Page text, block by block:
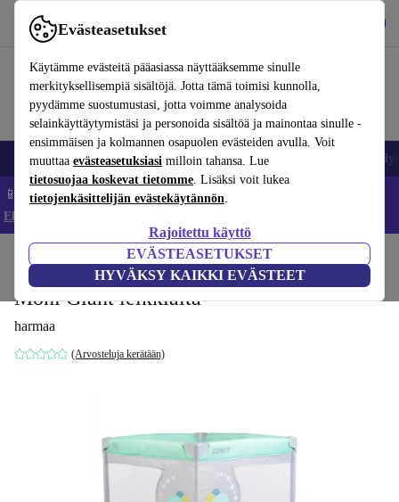
Evästeasetukset
Käytämme evästeitä pääasiassa näyttääksemme sinulle
merkityksellisempiä sisältöjä. Jotta tämä toimisi kunnolla,
pyydämme suostumustasi, jotta voimme analysoida
selainkäyttäytymistäsi ja personoida sisältöä ja mainontaa sinulle -
ensimmäisen ja kolmannen osapuolen evästeiden avulla. Voit
muuttaa evästeasetuksiasi milloin tahansa. Lue
tietosuojaa koskevat tietomme. Lisäksi voit lukea
tietojenkäsittelijän evästekäytännön.
Rajoitettu käyttö
EVÄSTEASETUKSET
HYVÄKSY KAIKKI EVÄSTEET
Käytä refurbed-palvelua nopeasti ja helposti
Matkapuhelimet ja älypuhelimet Kannettavat tietokoneet
📱 Säästä 5 % LISÄÄ iPhoneista – Koodi: IPHONEDEAL –
Ehdot ja säännöt
Moni Giant leikkiaita
harmaa
(Arvosteluja kerätään)